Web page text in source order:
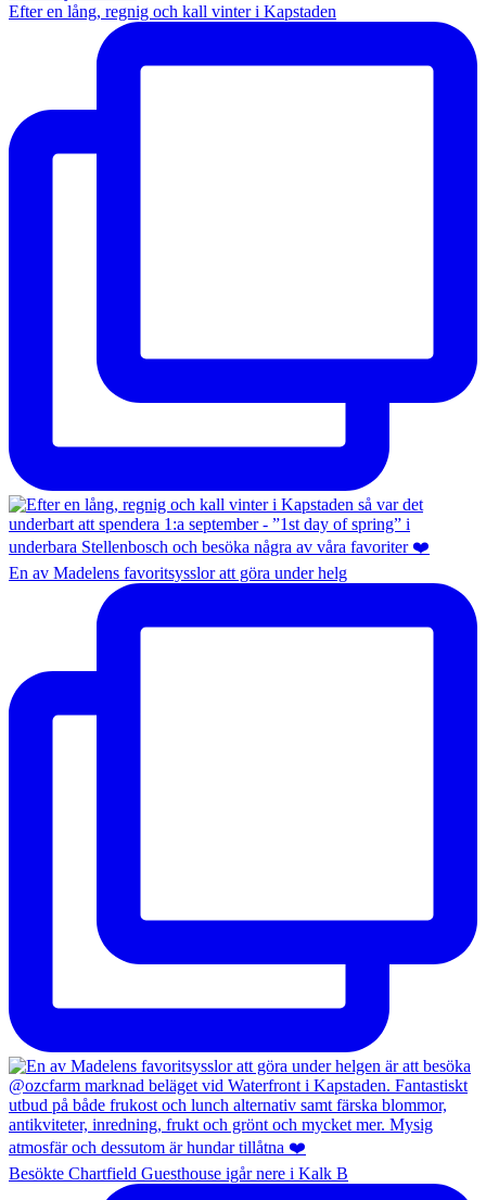
Efter en lång, regnig och kall vinter i Kapstaden
En av Madelens favoritsysslor att göra under helg
Besökte Chartfield Guesthouse igår nere i Kalk B